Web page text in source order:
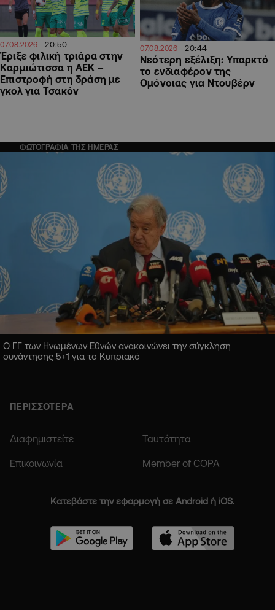
07.08.2026 20:50
Έριξε φιλική τριάρα στην
Καρμιώτισσα η ΑΕΚ –
Επιστροφή στη δράση με
γκολ για Τσακόν
07.08.2026 20:44
Νεότερη εξέλιξη: Υπαρκτό
το ενδιαφέρον της
Ομόνοιας για Ντουβέρν
ΦΩΤΟΓΡΑΦΙΑ ΤΗΣ ΗΜΕΡΑΣ
Ο ΓΓ των Ηνωμένων Εθνών ανακοινώνει την σύγκληση
συνάντησης 5+1 για το Κυπριακό
ΠΕΡΙΣΣΟΤΕΡΑ
Διαφημιστείτε Ταυτότητα
Επικοινωνία Member of COPA
Κατεβάστε την εφαρμογή σε Android ή iOS.